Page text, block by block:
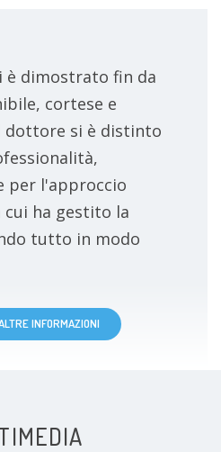
è dimostrato fin da
cortese e
dottore si è distinto
per l'approccio
ha gestito la
tutto in modo
INFORMAZIONI